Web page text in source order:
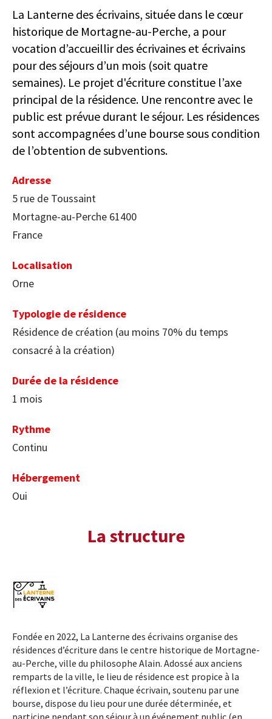
La Lanterne des écrivains, située dans le cœur
historique de Mortagne-au-Perche, a pour
vocation d’accueillir des écrivaines et écrivains
pour des séjours d’un mois (soit quatre
semaines). Le projet d'écriture constitue l’axe
principal de la résidence. Une rencontre avec le
public est prévue durant le séjour. Les résidences
sont accompagnées d’une bourse sous condition
de l’obtention de subventions.
Adresse
5 rue de Toussaint
Mortagne-au-Perche 61400
France
Localisation
Orne
Typologie de résidence
Résidence de création (au moins 70% du temps
consacré à la création)
Durée de la résidence
1 mois
Rythme
Continu
Hébergement
Oui
La structure
Fondée en 2022, La Lanterne des écrivains organise des
résidences d’écriture dans le centre historique de Mortagne-
au-Perche, ville du philosophe Alain. Adossé aux anciens
remparts de la ville, le lieu de résidence est propice à la
réflexion et l’écriture. Chaque écrivain, soutenu par une
bourse, dispose du lieu pour une durée déterminée, et
participe pendant son séjour à un événement public (en